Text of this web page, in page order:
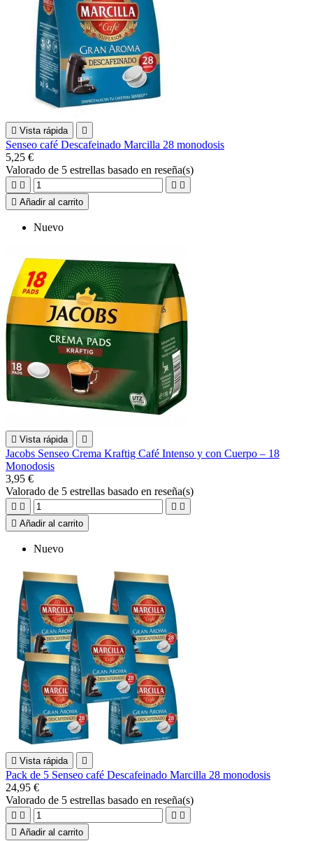
 Vista rápida 
Senseo café Descafeinado Marcilla 28 monodosis
5,25 €
Valorado de 5 estrellas basado en reseña(s)
   
 Añadir al carrito
Nuevo
 Vista rápida 
Jacobs Senseo Crema Kraftig Café Intenso y con Cuerpo – 18
Monodosis
3,95 €
Valorado de 5 estrellas basado en reseña(s)
   
 Añadir al carrito
Nuevo
 Vista rápida 
Pack de 5 Senseo café Descafeinado Marcilla 28 monodosis
24,95 €
Valorado de 5 estrellas basado en reseña(s)
   
 Añadir al carrito